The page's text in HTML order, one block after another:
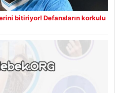
bitiriyor! Defansların korkulu